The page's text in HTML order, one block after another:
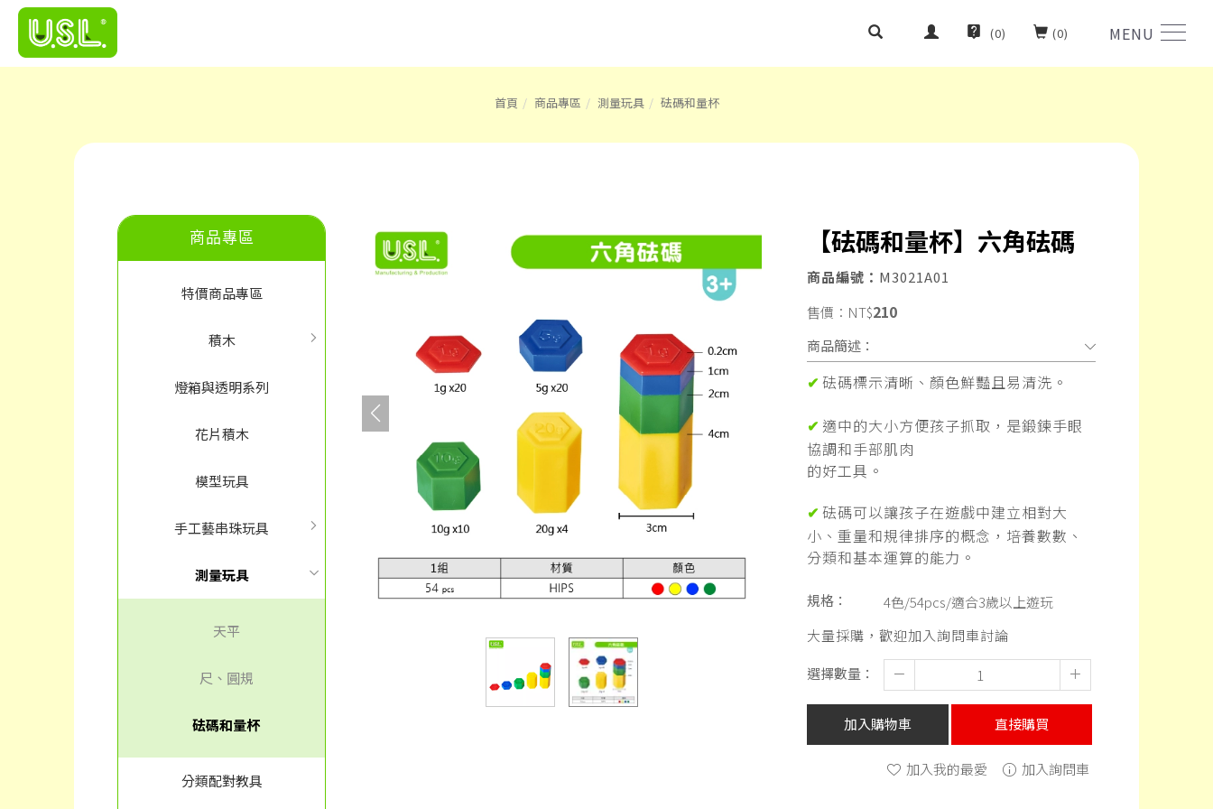
MENU
(0)
(0)
首頁 商品專區 測量玩具 砝碼和量杯
商品專區
特價商品專區
積木
燈箱與透明系列
花片積木
模型玩具
手工藝串珠玩具
測量玩具
天平
尺、圓規
砝碼和量杯
分類配對教具
【砝碼和量杯】六角砝碼
商品編號： M3021A01
售價： NT$210
商品簡述：
✔ 砝碼標示清晰、顏色鮮豔且易清洗。
✔ 適中的大小方便孩子抓取，是鍛鍊手眼
協調和手部肌肉
的好工具。
✔ 砝碼可以讓孩子在遊戲中建立相對大
小、重量和規律排序的概念，培養數數、
分類和基本運算的能力。
規格：
4色/54pcs/適合3歲以上遊玩
大量採購，歡迎加入詢問車討論
選擇數量：
＋
－
加入購物車 直接購買
加入我的最愛 加入詢問車